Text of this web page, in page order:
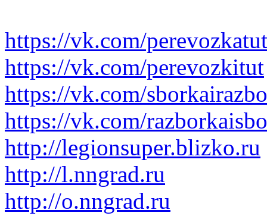
https://vk.com/perevozkatut
https://vk.com/perevozkitut
https://vk.com/
https://vk.com/
http://legionsuper.blizko.ru
http://l.nngrad.ru
http://o.nngrad.ru